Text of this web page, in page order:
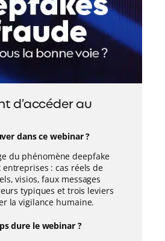
d’accéder au
dans ce webinar ?
du phénomène deepfake
: cas réels de
visios, faux messages
typiques et trois leviers
la vigilance humaine.
dure le webinar ?